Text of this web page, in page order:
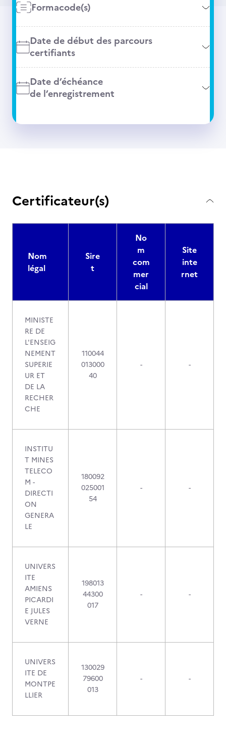
Formacode(s)
Date de début des parcours
certifiants
Date d’échéance
de l’enregistrement
Certificateur(s)
Nom
légal
Sire
t
No
m
com
mer
cial
Site
inte
rnet
MINISTE
RE DE
L'ENSEIG
NEMENT
SUPERIE
UR ET
DE LA
RECHER
CHE
110044
013000
40
- -
INSTITU
T MINES
TELECO
M -
DIRECTI
ON
GENERA
LE
180092
025001
54
- -
UNIVERS
ITE
AMIENS
PICARDI
E JULES
VERNE
198013
44300
017
- -
UNIVERS
ITE DE
MONTPE
LLIER
130029
79600
013
- -